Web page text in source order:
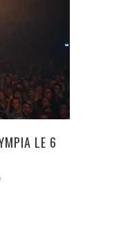
LE 6